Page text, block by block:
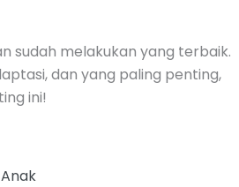
sudah melakukan yang terbaik.
dan yang paling penting,
ini!